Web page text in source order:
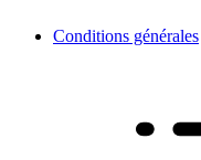
Conditions générales